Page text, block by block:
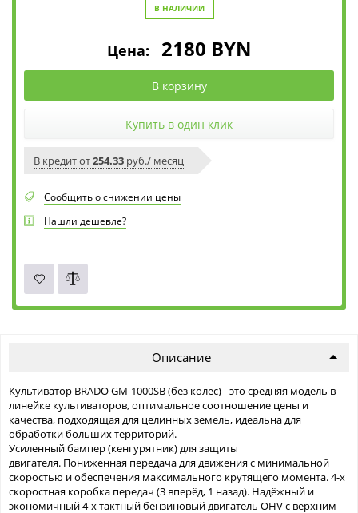
В НАЛИЧИИ
Цена: 2180 BYN
В корзину
Купить в один клик
В кредит от254.33 руб./ месяц
Сообщить о снижении цены
Нашли дешевле?
Описание
Культиватор BRADO GM-1000SB (без колес) - это средняя модель в
линейке культиваторов, оптимальное соотношение цены и
качества, подходящая для целинных земель, идеальна для
обработки больших территорий.
Усиленный бампер (кенгурятник) для защиты
двигателя. Пониженная передача для движения с минимальной
скоростью и обеспечения максимального крутящего момента. 4-х
скоростная коробка передач (3 вперёд, 1 назад). Надёжный и
экономичный 4-х тактный бензиновый двигатель OHV с верхним